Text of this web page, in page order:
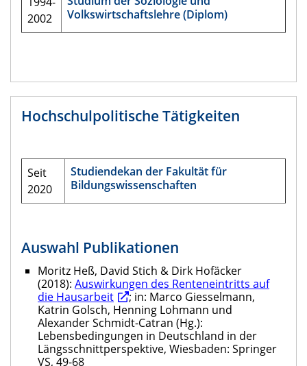
2002
Volkswirtschaftslehre (Diplom)
Hochschulpolitische Tätigkeiten
Seit
2020
Studiendekan der Fakultät für
Bildungswissenschaften
Auswahl Publikationen
Moritz Heß, David Stich & Dirk Hofäcker
(2018): Auswirkungen des Renteneintritts auf
die Hausarbeit
; in: Marco Giesselmann,
Katrin Golsch, Henning Lohmann und
Alexander Schmidt-Catran (Hg.):
Lebensbedingungen in Deutschland in der
Längsschnittperspektive, Wiesbaden: Springer
VS, 49-68